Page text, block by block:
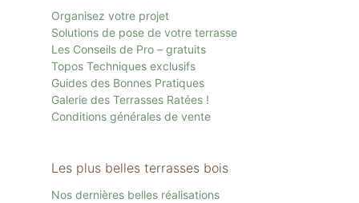
Organisez votre projet
Solutions de pose de votre terrasse
Les Conseils de Pro – gratuits
Topos Techniques exclusifs
Guides des Bonnes Pratiques
Galerie des Terrasses Ratées !
Conditions générales de vente
Les plus belles terrasses bois
Nos dernières belles réalisations